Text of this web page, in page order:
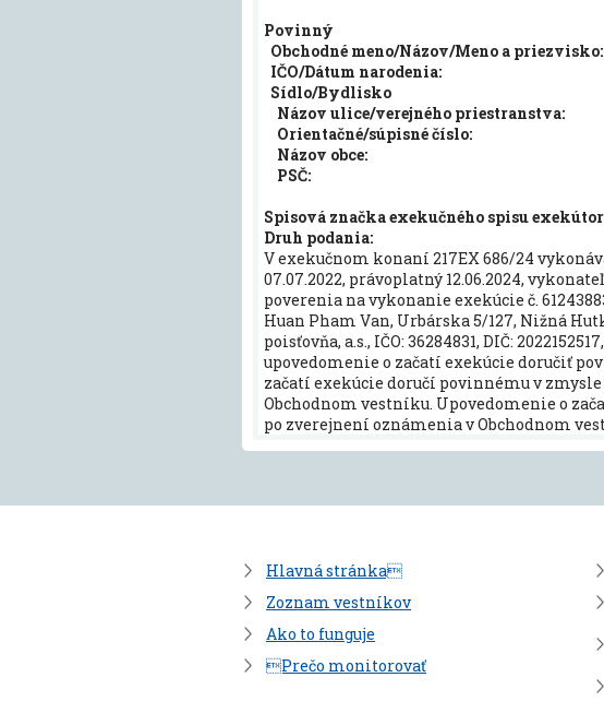
Povinný
Obchodné meno/Názov/Meno a priezvisko:
IČO/Dátum narodenia:
Sídlo/Bydlisko
Názov ulice/verejného priestranstva:
Orientačné/súpisné číslo:
Názov obce:
PSČ:
Spisová značka exekučného spisu
Druh podania:
V exekučnom konaní 217EX 686/24
07.07.2022, právoplatný 12.06.2024,
poverenia na vykonanie exekúcie č.
Huan Pham Van, Urbárska 5/127, Nižná
poisťovňa, a.s., IČO: 36284831, DIČ:
upovedomenie o začatí exekúcie doručiť
začatí exekúcie doručí povinnému v zmysle
Obchodnom vestníku. Upovedomenie o
po zverejnení oznámenia v Obchodnom
Hlavná stránka
Zoznam vestníkov
Ako to funguje
Prečo monitorovať